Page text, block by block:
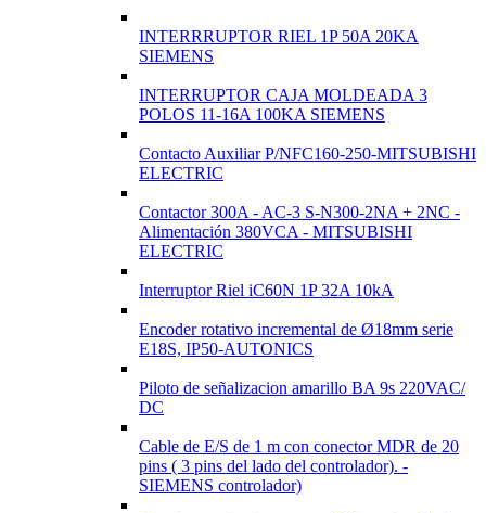
INTERRRUPTOR RIEL 1P 50A 20KA
SIEMENS
INTERRUPTOR CAJA MOLDEADA 3
POLOS 11-16A 100KA SIEMENS
Contacto Auxiliar P/NFC160-250-MITSUBISHI
ELECTRIC
Contactor 300A - AC-3 S-N300-2NA + 2NC -
Alimentación 380VCA - MITSUBISHI
ELECTRIC
Interruptor Riel iC60N 1P 32A 10kA
Encoder rotativo incremental de Ø18mm serie
E18S, IP50-AUTONICS
Piloto de señalizacion amarillo BA 9s 220VAC/
DC
Cable de E/S de 1 m con conector MDR de 20
pins ( 3 pins del lado del controlador). -
SIEMENS controlador)